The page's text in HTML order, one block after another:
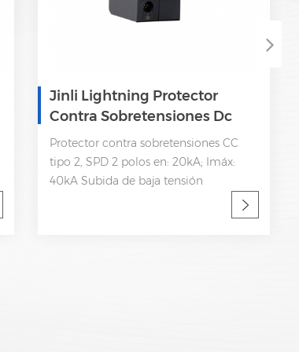
Jinli Lightning Protector
Contra Sobretensiones Dc
Spd 2 Polos
Protector contra sobretensiones CC
tipo 2, SPD 2 polos en: 20kA; Imáx:
40kA Subida de baja tensión